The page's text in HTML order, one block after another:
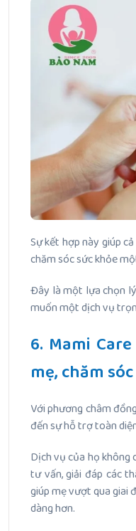
Sự kết hợp này giúp
chăm sóc sức khỏe
Đây là một lựa chọn
muốn một dịch vụ
6. Mami
mẹ, chăm
Với phương châm
đến sự hỗ trợ toàn
Dịch vụ của họ không
tư vấn, giải đáp các
giúp mẹ vượt qua giai
dàng hơn.